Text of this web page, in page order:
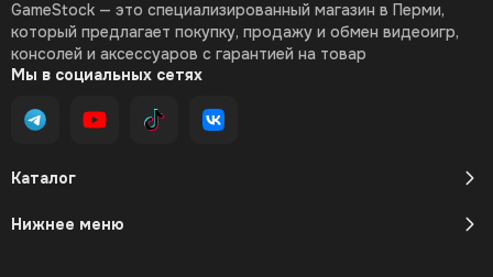
Каталог
Нижнее меню
GameStock — это специализированный магазин в Перми,
который предлагает покупку, продажу и обмен видеоигр,
консолей и аксессуаров с гарантией на товар
Мы в социальных сетях